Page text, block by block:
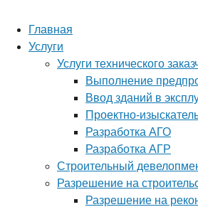
Главная
Услуги
Услуги технического
Выполнение
Ввод зданий в
Проектно-
Разработка АГО
Разработка АГР
Строительный
Разрешение на
Разрешение на